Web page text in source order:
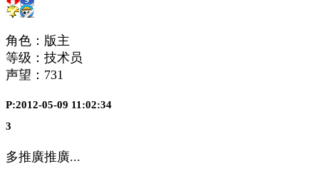
角色：版主
等级：技术员
声望： 731
P:2012-05-09 11:02:34
3
多推廣推廣...